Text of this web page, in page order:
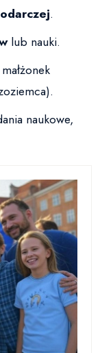
.
lub nauki.
naukowe,